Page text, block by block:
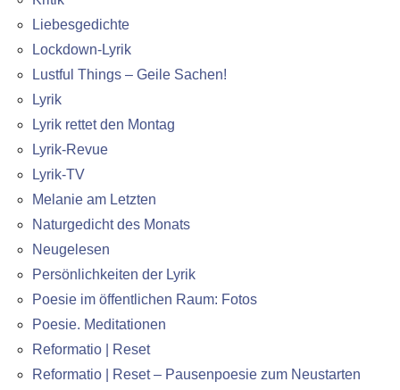
Liebesgedichte
Lockdown-Lyrik
Lustful Things – Geile Sachen!
Lyrik
Lyrik rettet den Montag
Lyrik-Revue
Lyrik-TV
Melanie am Letzten
Naturgedicht des Monats
Neugelesen
Persönlichkeiten der Lyrik
Poesie im öffentlichen Raum: Fotos
Poesie. Meditationen
Reformatio | Reset
Reformatio | Reset – Pausenpoesie zum Neustarten